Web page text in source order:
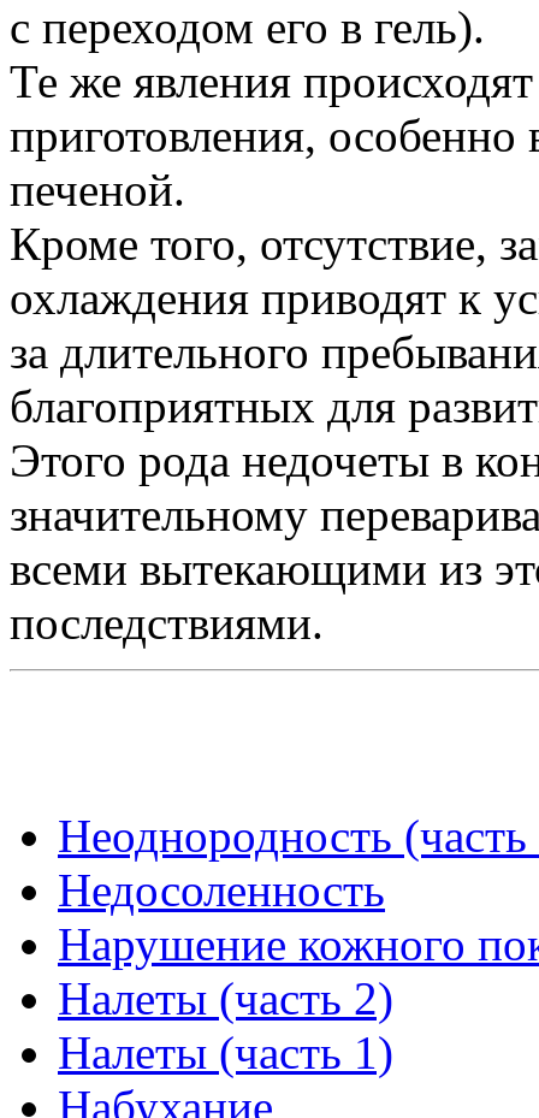
с переходом его в гель).
Те же явления
приготовления,
печеной.
Кроме того, отсутствие,
охлаждения приводят к
за длительного
благоприятных для
Этого рода недочеты в
значительному
всеми вытекающими из
последствиями.
Неоднородность
Недосоленность
Нарушение кожного
Налеты (часть 2)
Налеты (часть 1)
Набухание